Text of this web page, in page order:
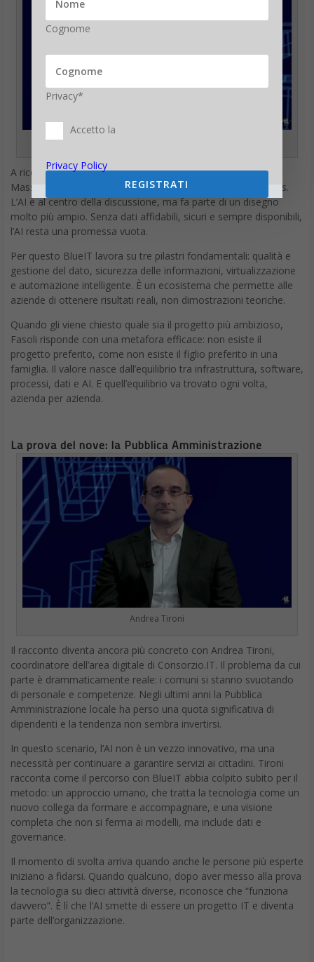
A ricordare che l’intelligenza artificiale non vive nel vuoto è
Massimo Fasoli, responsabile della BU Technology Solutions.
L’AI è al centro della discussione, ma fa parte di un disegno
molto più ampio. Senza dati affidabili, sicuri e sempre disponibili,
l’AI resta una promessa vuota.
Per questo BlueIT lavora su tre pilastri fondamentali: qualità e
gestione del dato, sicurezza delle informazioni, virtualizzazione
e automazione intelligente. È un ecosistema che permette alle
aziende di ottenere risultati reali, non dimostrazioni teoriche.
Quando gli viene chiesto quale sia il progetto più ambizioso,
Fasoli risponde con una metafora efficace: non esiste il
progetto preferito, come non esiste il figlio preferito in una
famiglia. Il valore nasce dall’equilibrio tra infrastruttura, software,
processi, dati e AI. E quell’equilibrio va trovato ogni volta,
azienda per azienda.
La prova del nove: la Pubblica Amministrazione
Andrea Tironi
Il racconto diventa ancora più concreto con Andrea Tironi,
coordinatore dell’area digitale di Consorzio.IT. Il problema da cui
parte è drammaticamente reale: i comuni si stanno svuotando
di personale e competenze. Negli ultimi anni la Pubblica
Amministrazione locale ha perso una quota significativa di
dipendenti e la tendenza non sembra invertirsi.
In questo scenario, l’AI non è un vezzo innovativo, ma una
necessità per continuare a garantire servizi ai cittadini. Tironi
racconta come il percorso con BlueIT abbia colpito subito per il
metodo: un approccio umano, che tratta la tecnologia come un
nuovo collega da formare e accompagnare, e una visione
completa che non si ferma ai modelli, ma include dati e
governance.
Il momento di svolta arriva quando anche le persone più esperte
iniziano a fidarsi. Quando qualcuno, dopo aver messo alla prova
la tecnologia su dieci attività diverse, riconosce che “funziona
davvero”. È lì che l’AI smette di essere un progetto IT e diventa
parte dell’organizzazione.
Cognome
Privacy*
Accetto la
Privacy Policy
REGISTRATI